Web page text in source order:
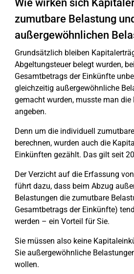
Wie wirken sich
zumutbare Belastung
außergewöhnlichen
Grundsätzlich bleiben
Abgeltungsteuer belegt wurden,
Gesamtbetrags der Einkünfte
gleichzeitig außergewöhnliche
gemacht wurden, musste man
angeben.
Denn um die individuell
berechnen, wurden auch die
Einkünften gezählt. Das gilt seit
Der Verzicht auf die Erfassung
führt dazu, dass beim Abzug
Belastungen die zumutbare
Gesamtbetrags der Einkünfte)
werden – ein Vorteil für Sie.
Sie müssen also keine
Sie außergewöhnliche
wollen.